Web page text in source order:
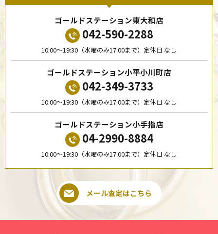
ゴールドステーション東大和店
042-590-2288
10:00〜19:30（水曜のみ17:00まで）定休日 なし
ゴールドステーション小平小川町店
042-349-3733
10:00〜19:30（水曜のみ17:00まで）定休日 なし
ゴールドステーション小手指店
04-2990-8884
10:00〜19:30（水曜のみ17:00まで）定休日 なし
メール査定はこちら